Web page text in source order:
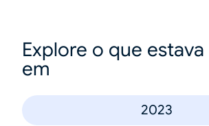
Explore o que
em
2023